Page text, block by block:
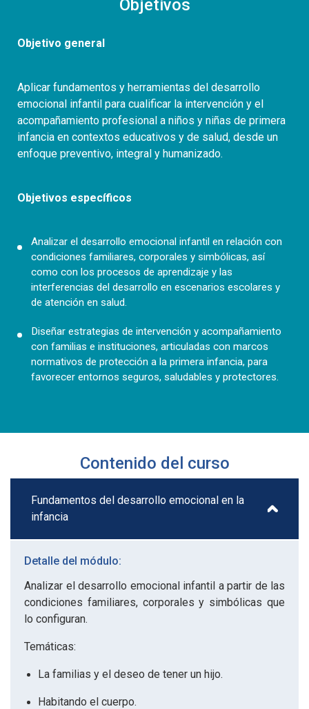
Objetivos
Objetivo general
Aplicar fundamentos y herramientas del desarrollo
emocional infantil para cualificar la intervención y el
acompañamiento profesional a niños y niñas de primera
infancia en contextos educativos y de salud, desde un
enfoque preventivo, integral y humanizado.
Objetivos específicos
Analizar el desarrollo emocional infantil en relación con
condiciones familiares, corporales y simbólicas, así
como con los procesos de aprendizaje y las
interferencias del desarrollo en escenarios escolares y
de atención en salud.
Diseñar estrategias de intervención y acompañamiento
con familias e instituciones, articuladas con marcos
normativos de protección a la primera infancia, para
favorecer entornos seguros, saludables y protectores.
Contenido del curso
Fundamentos del desarrollo emocional en la
infancia
Detalle del módulo:
Analizar el desarrollo emocional infantil a partir de las
condiciones familiares, corporales y simbólicas que
lo configuran.
Temáticas:
La familias y el deseo de tener un hijo.
Habitando el cuerpo.